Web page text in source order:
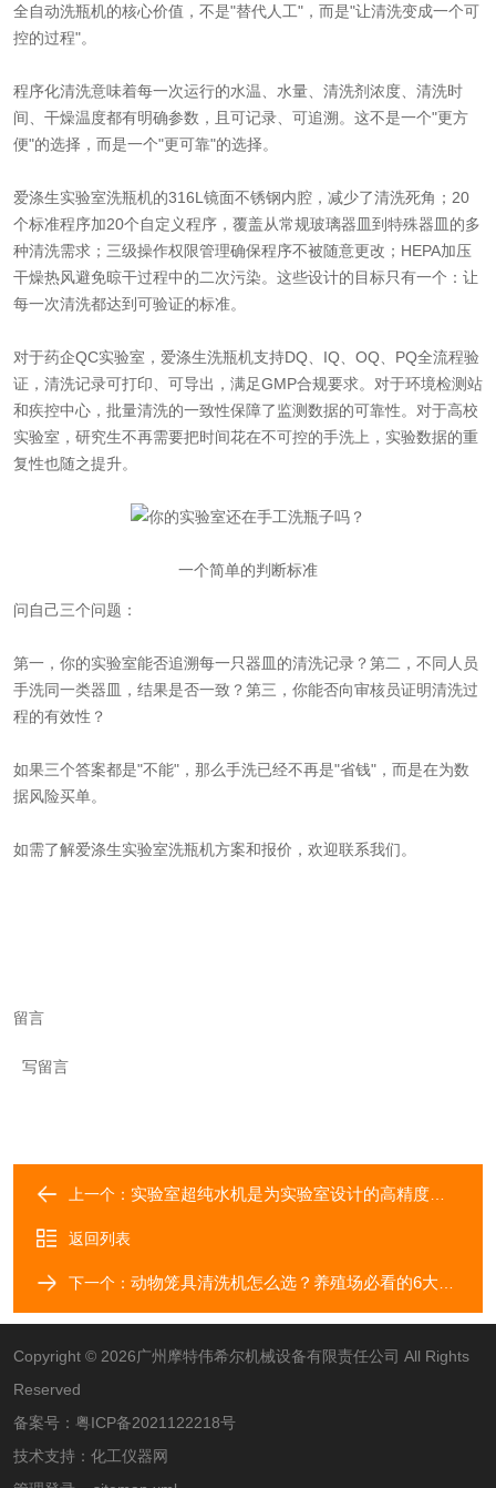
全自动洗瓶机的核心价值，不是"替代人工"，而是"让清洗变成一个可
控的过程"。
程序化清洗意味着每一次运行的水温、水量、清洗剂浓度、清洗时
间、干燥温度都有明确参数，且可记录、可追溯。这不是一个"更方
便"的选择，而是一个"更可靠"的选择。
爱涤生实验室洗瓶机的316L镜面不锈钢内腔，减少了清洗死角；20
个标准程序加20个自定义程序，覆盖从常规玻璃器皿到特殊器皿的多
种清洗需求；三级操作权限管理确保程序不被随意更改；HEPA加压
干燥热风避免晾干过程中的二次污染。这些设计的目标只有一个：让
每一次清洗都达到可验证的标准。
对于药企QC实验室，爱涤生洗瓶机支持DQ、IQ、OQ、PQ全流程验
证，清洗记录可打印、可导出，满足GMP合规要求。对于环境检测站
和疾控中心，批量清洗的一致性保障了监测数据的可靠性。对于高校
实验室，研究生不再需要把时间花在不可控的手洗上，实验数据的重
复性也随之提升。
一个简单的判断标准
问自己三个问题：
第一，你的实验室能否追溯每一只器皿的清洗记录？第二，不同人员
手洗同一类器皿，结果是否一致？第三，你能否向审核员证明清洗过
程的有效性？
如果三个答案都是"不能"，那么手洗已经不再是"省钱"，而是在为数
据风险买单。
如需了解爱涤生实验室洗瓶机方案和报价，欢迎联系我们。
留言
写留言
上一个： 实验室超纯水机是为实验室设计的高精度水处理设备
返回列表
下一个： 动物笼具清洗机怎么选？养殖场必看的6大核心参数
Copyright © 2026广州摩特伟希尔机械设备有限责任公司 All Rights
Reserved
备案号： 粤ICP备2021122218号
技术支持： 化工仪器网